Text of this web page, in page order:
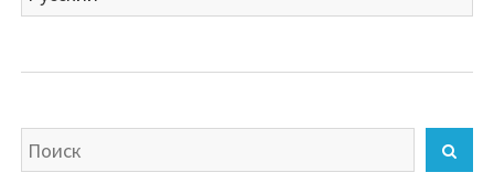
язык
Искать